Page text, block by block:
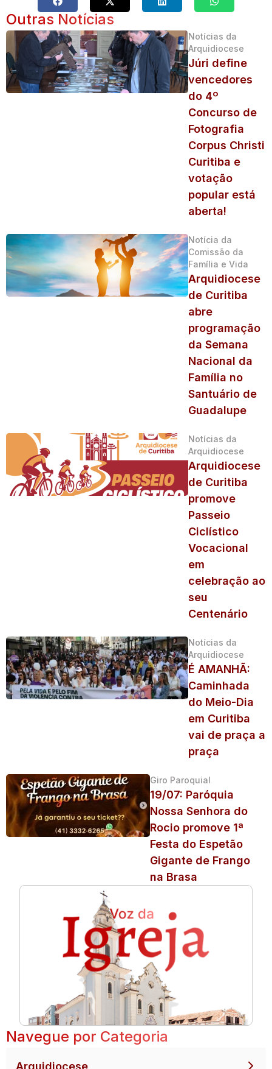
Outras Notícias
Notícias da
Arquidiocese
Júri define
vencedores
do 4º
Concurso de
Fotografia
Corpus Christi
Curitiba e
votação
popular está
aberta!
Notícia da
Comissão da
Família e Vida
Arquidiocese
de Curitiba
abre
programação
da Semana
Nacional da
Família no
Santuário de
Guadalupe
Notícias da
Arquidiocese
Arquidiocese
de Curitiba
promove
Passeio
Ciclístico
Vocacional
em
celebração ao
seu
Centenário
Notícias da
Arquidiocese
É AMANHÃ:
Caminhada
do Meio-Dia
em Curitiba
vai de praça a
praça
Giro Paroquial
19/07: Paróquia
Nossa Senhora do
Rocio promove 1ª
Festa do Espetão
Gigante de Frango
na Brasa
Navegue por Categoria
Arquidiocese